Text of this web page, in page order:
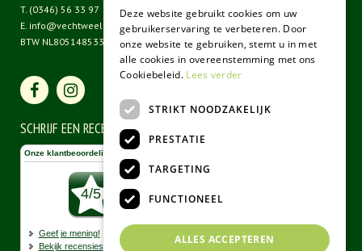
T. (0346) 56 33 97
E. info@vechtweelde.nl
BTW NL805148533B01
SCHRIJF EEN RECENSIE
Deze website gebruikt cookies om uw
gebruikerservaring te verbeteren. Door
onze website te gebruiken, stemt u in met
alle cookies in overeenstemming met ons
Cookiebeleid. Lees verder
STRIKT NOODZAKELIJK
PRESTATIE
TARGETING
FUNCTIONEEL
ALLES ACCEPTEREN